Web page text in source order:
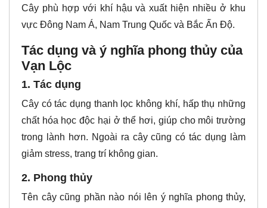
Cây phù hợp với khí hậu và xuất hiện nhiều ở khu
vực Đông Nam Á, Nam Trung Quốc và Bắc Ấn Độ.
Tác dụng và ý nghĩa phong thủy của
Vạn Lộc
1. Tác dụng
Cây có tác dụng thanh lọc không khí, hấp thụ những
chất hóa học độc hại ở thể hơi, giúp cho môi trường
trong lành hơn. Ngoài ra cây cũng có tác dụng làm
giảm stress, trang trí không gian.
2. Phong thủy
Tên cây cũng phần nào nói lên ý nghĩa phong thủy,